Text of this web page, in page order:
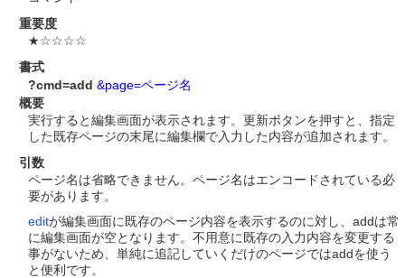
重要度
★☆☆☆☆
書式
?cmd=add &page=ページ名
概要
実行すると編集画面が表示されます。更新ボタンを押すと、指定
した既存ページの末尾に編集欄で入力した内容が追加されます。
引数
ページ名は省略できません。ページ名はエンコードされている必
要があります。
editが編集画面に既存のページ内容を表示するのに対し、addは常
に編集画面が空となります。不用意に既存の入力内容を変更する
事がないため、単純に追記していくだけのページではaddを使う
と便利です。